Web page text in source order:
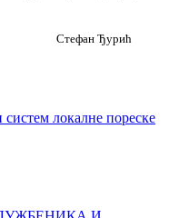
локалне пореске